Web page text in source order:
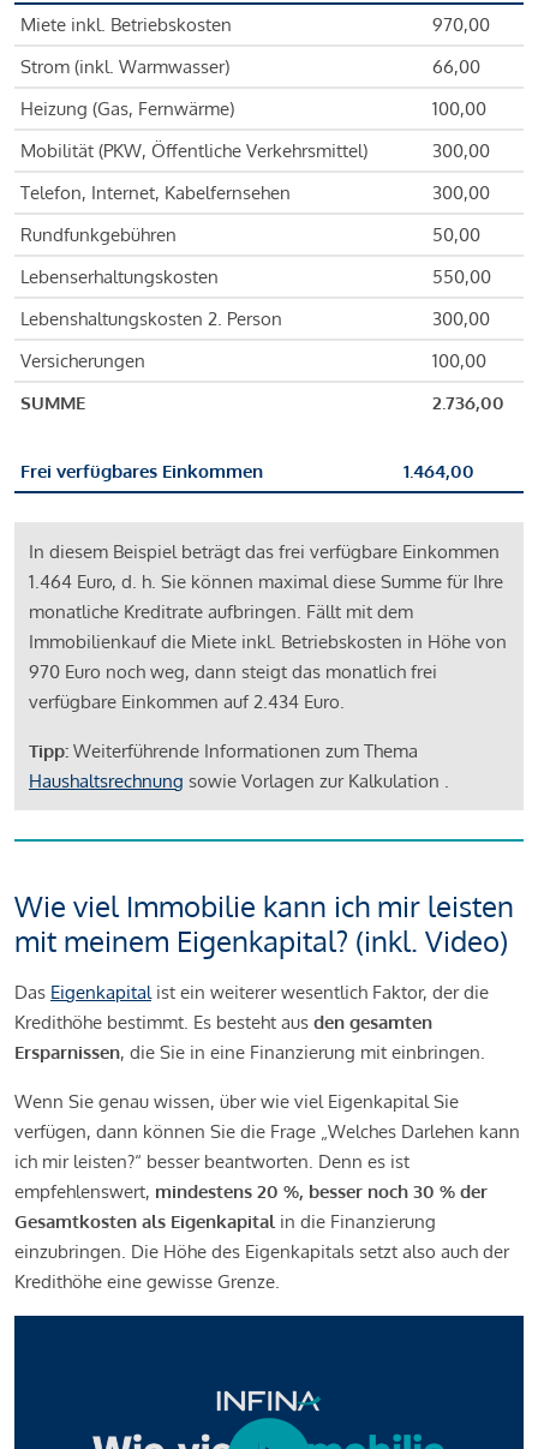
Miete inkl. Betriebskosten
970,00
Strom (inkl. Warmwasser)
66,00
Heizung (Gas, Fernwärme)
100,00
Mobilität (PKW, Öffentliche Verkehrsmittel)
300,00
Telefon, Internet, Kabelfernsehen
300,00
Rundfunkgebühren
50,00
Lebenserhaltungskosten
550,00
Lebenshaltungskosten 2. Person
300,00
Versicherungen
100,00
SUMME
2.736,00
Frei verfügbares Einkommen 1.464,00
In diesem Beispiel beträgt das frei verfügbare Einkommen
1.464 Euro, d. h. Sie können maximal diese Summe für Ihre
monatliche Kreditrate aufbringen. Fällt mit dem
Immobilienkauf die Miete inkl. Betriebskosten in Höhe von
970 Euro noch weg, dann steigt das monatlich frei
verfügbare Einkommen auf 2.434 Euro.
Tipp: Weiterführende Informationen zum Thema
Haushaltsrechnung sowie Vorlagen zur Kalkulation .
Wie viel Immobilie kann ich mir leisten
mit meinem Eigenkapital? (inkl. Video)
Das Eigenkapitalist ein weiterer wesentlich Faktor, der die
Kredithöhe bestimmt. Es besteht aus den gesamten
Ersparnissen, die Sie in eine Finanzierung mit einbringen.
Wenn Sie genau wissen, über wie viel Eigenkapital Sie
verfügen, dann können Sie die Frage „Welches Darlehen kann
ich mir leisten?“ besser beantworten. Denn es ist
empfehlenswert, mindestens 20 %, besser noch 30 % der
Gesamtkosten als Eigenkapital in die Finanzierung
einzubringen. Die Höhe des Eigenkapitals setzt also auch der
Kredithöhe eine gewisse Grenze.